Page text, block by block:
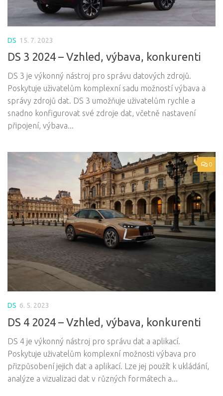
DS 15. 7. 2023
DS 3 2024 – Vzhled, výbava, konkurenti
DS 3 je výkonný nástroj pro správu datových zdrojů.
Poskytuje uživatelům komplexní sadu možností výbava a
správy zdrojů dat. DS 3 umožňuje uživatelům rychle a
snadno konfigurovat své zdroje dat, včetně nastavení
připojení, výbava...
0
DS 6. 5. 2023
DS 4 2024 – Vzhled, výbava, konkurenti
DS 4 je výkonný nástroj pro správu dat a aplikací.
Poskytuje uživatelům komplexní možnosti výbava pro
přizpůsobení jejich dat a aplikací. Lze jej použít k ukládání,
analýze a vizualizaci dat v různých formátech a...